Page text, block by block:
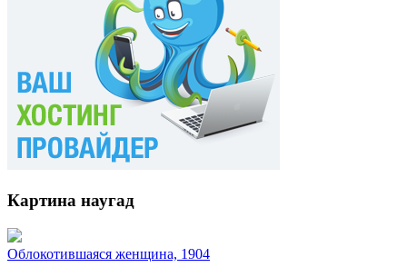
Картина наугад
Облокотившаяся женщина, 1904